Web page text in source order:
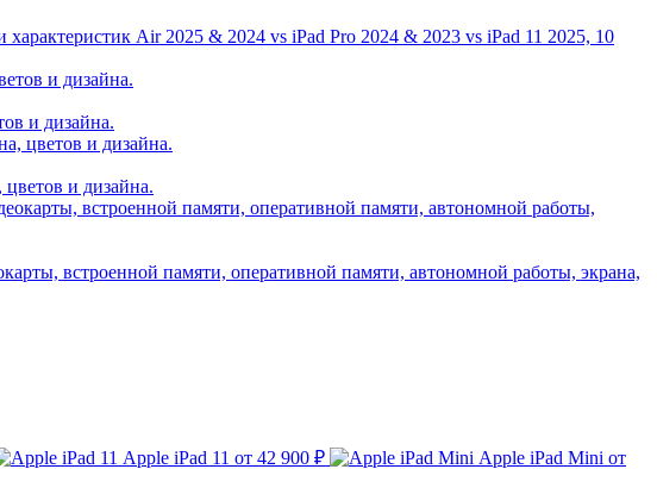
Air 2025 & 2024 vs iPad Pro 2024 & 2023 vs iPad 11 2025, 10
и дизайна.
и дизайна.
встроенной памяти, оперативной памяти, автономной работы, экрана,
Apple iPad 11 от 42 900 ₽ Apple iPad Mini от